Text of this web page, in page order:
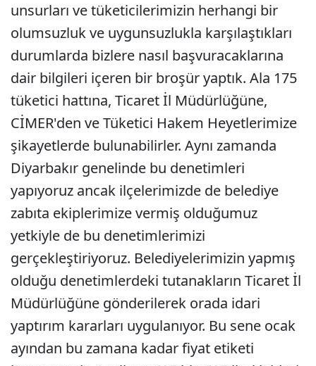
unsurları ve tüketicilerimizin herhangi bir
olumsuzluk ve uygunsuzlukla karşılaştıkları
durumlarda bizlere nasıl başvuracaklarına
dair bilgileri içeren bir broşür yaptık. Ala 175
tüketici hattına, Ticaret İl Müdürlüğüne,
CİMER'den ve Tüketici Hakem Heyetlerimize
şikayetlerde bulunabilirler. Aynı zamanda
Diyarbakır genelinde bu denetimleri
yapıyoruz ancak ilçelerimizde de belediye
zabıta ekiplerimize vermiş olduğumuz
yetkiyle de bu denetimlerimizi
gerçekleştiriyoruz. Belediyelerimizin yapmış
olduğu denetimlerdeki tutanakların Ticaret İl
Müdürlüğüne gönderilerek orada idari
yaptırım kararları uygulanıyor. Bu sene ocak
ayından bu zamana kadar fiyat etiketi